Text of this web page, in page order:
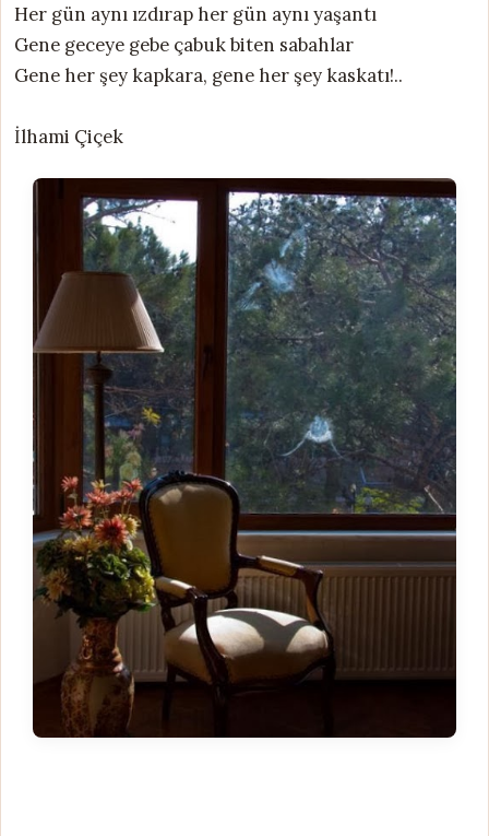
Her gün aynı ızdırap her gün aynı yaşantı
Gene geceye gebe çabuk biten sabahlar
Gene her şey kapkara, gene her şey kaskatı!..
İlhami Çiçek